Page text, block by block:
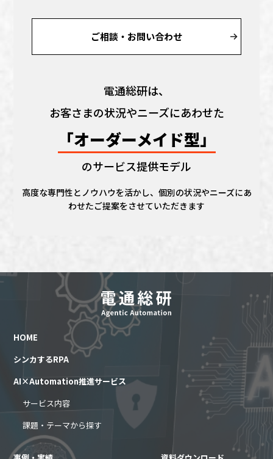
ご相談・お問い合わせ
電通総研は、
お客さまの状況やニーズにあわせた
「オーダーメイド型」
のサービス提供モデル
高度な専門性とノウハウを活かし、個別の状況やニーズにあ
わせたご提案をさせていただきます
HOME
シンカするRPA
AI×Automation推進サービス
サービス内容
課題・テーマから探す